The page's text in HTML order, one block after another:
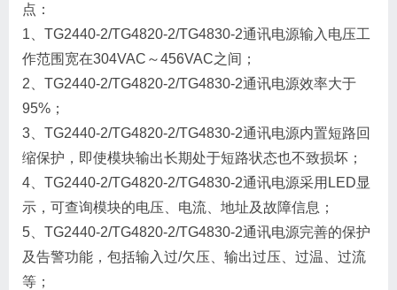
点：
1、TG2440-2/TG4820-2/TG4830-2通讯电源输入电压工
作范围宽在304VAC～456VAC之间；
2、TG2440-2/TG4820-2/TG4830-2通讯电源效率大于
95%；
3、TG2440-2/TG4820-2/TG4830-2通讯电源内置短路回
缩保护，即使模块输出长期处于短路状态也不致损坏；
4、TG2440-2/TG4820-2/TG4830-2通讯电源采用LED显
示，可查询模块的电压、电流、地址及故障信息；
5、TG2440-2/TG4820-2/TG4830-2通讯电源完善的保护
及告警功能，包括输入过/欠压、输出过压、过温、过流
等；